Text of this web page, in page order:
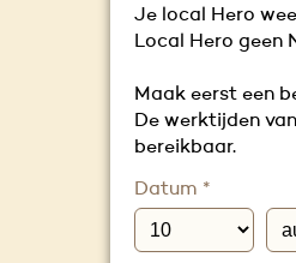
Je local Hero
Local Hero geen
Maak eerst een
De werktijden
bereikbaar.
Datum *